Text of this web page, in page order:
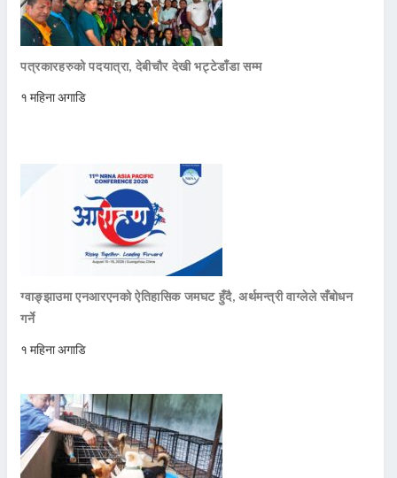
पत्रकारहरुको पदयात्रा, देबीचौर देखी भट्टेडाँडा सम्म
१ महिना अगाडि
ग्वाङ्झाउमा एनआरएनको ऐतिहासिक जमघट हुँदै, अर्थमन्त्री वाग्लेले सँबोधन
गर्ने
१ महिना अगाडि